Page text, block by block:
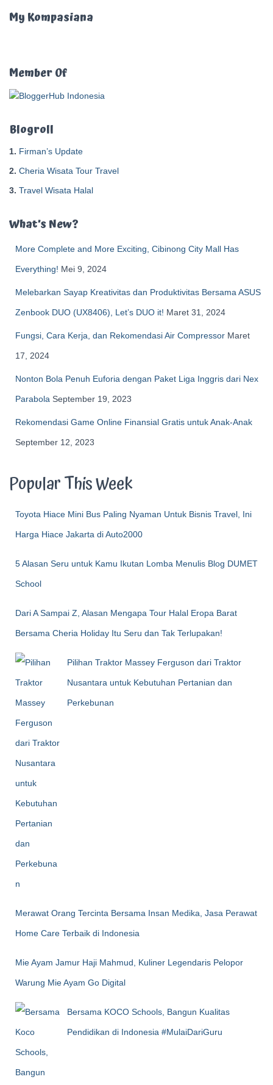
u
k
:
My Kompasiana
Member Of
Blogroll
1. Firman’s Update
2. Cheria Wisata Tour Travel
3. Travel Wisata Halal
What’s New?
More Complete and More Exciting, Cibinong City Mall Has
Everything! Mei 9, 2024
Melebarkan Sayap Kreativitas dan Produktivitas Bersama ASUS
Zenbook DUO (UX8406), Let’s DUO it! Maret 31, 2024
Fungsi, Cara Kerja, dan Rekomendasi Air Compressor Maret
17, 2024
Nonton Bola Penuh Euforia dengan Paket Liga Inggris dari Nex
Parabola September 19, 2023
Rekomendasi Game Online Finansial Gratis untuk Anak-Anak
September 12, 2023
Popular This Week
Toyota Hiace Mini Bus Paling Nyaman Untuk Bisnis Travel, Ini
Harga Hiace Jakarta di Auto2000
5 Alasan Seru untuk Kamu Ikutan Lomba Menulis Blog DUMET
School
Dari A Sampai Z, Alasan Mengapa Tour Halal Eropa Barat
Bersama Cheria Holiday Itu Seru dan Tak Terlupakan!
Pilihan Traktor Massey Ferguson dari Traktor
Nusantara untuk Kebutuhan Pertanian dan
Perkebunan
Merawat Orang Tercinta Bersama Insan Medika, Jasa Perawat
Home Care Terbaik di Indonesia
Mie Ayam Jamur Haji Mahmud, Kuliner Legendaris Pelopor
Warung Mie Ayam Go Digital
Bersama KOCO Schools, Bangun Kualitas
Pendidikan di Indonesia #MulaiDariGuru